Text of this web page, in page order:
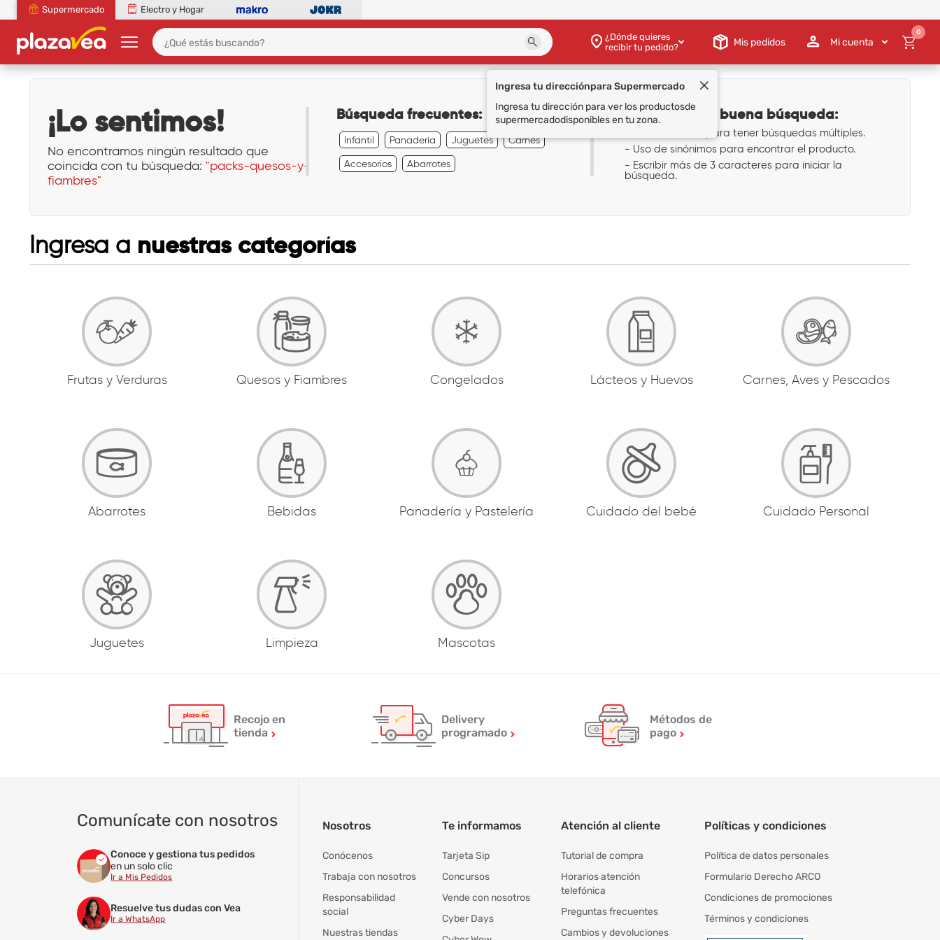
Supermercado Electro y Hogar
¿Dónde quieres
recibir tu pedido?
Mis pedidos Mi cuenta
0
Ingresa tu direcciónpara Supermercado
Ingresa tu dirección para ver los productosde
supermercadodisponibles en tu zona.
¡Lo sentimos!
No encontramos ningún resultado que
coincida con tu búsqueda: "packs-quesos-y-
fiambres"
Búsqueda frecuentes:
Infantil Panadería Juguetes Carnes
Accesorios Abarrotes
Tips para una buena búsqueda:
- Uso de comas para tener búsquedas múltiples.
- Uso de sinónimos para encontrar el producto.
- Escribir más de 3 caracteres para iniciar la
búsqueda.
Ingresa a nuestras categorías
Frutas y Verduras Quesos y Fiambres Congelados Lácteos y Huevos Carnes, Aves y Pescados
Abarrotes Bebidas Panadería y Pastelería Cuidado del bebé Cuidado Personal
Juguetes Limpieza Mascotas
Recojo en
tienda
Delivery
programado
Métodos de
pago
Comunícate con nosotros
Conoce y gestiona tus pedidos
en un solo clic
Ir a Mis Pedidos
Resuelve tus dudas con Vea
Ir a WhatsApp
Nosotros
Conócenos
Trabaja con nosotros
Responsabilidad
social
Nuestras tiendas
Te informamos
Tarjeta Sip
Concursos
Vende con nosotros
Cyber Days
Atención al cliente
Tutorial de compra
Horarios atención
telefónica
Preguntas frecuentes
Cambios y devoluciones
Políticas y condiciones
Política de datos personales
Formulario Derecho ARCO
Condiciones de promociones
Términos y condiciones